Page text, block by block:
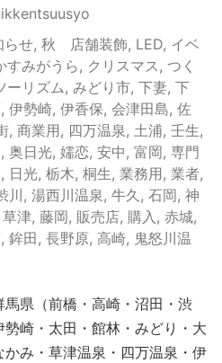
らせ, 秋 店舗装飾, LED, イベ
すみがうら, クリスマス, つく
ーリズム, みどり市, 下妻, 下
, 伊勢崎, 伊香保, 会津田島, 佐
, 商業用, 四万温泉, 土浦, 壬生,
, 奥日光, 嬬恋, 安中, 富岡, 専門
, 日光, 栃木, 桐生, 業務用, 業者,
川 , 湯西川温泉, 牛久, 石岡, 神
草津, 藤岡, 販売店, 購入 , 赤城,
, 鉾田, 長野原, 高崎, 鬼怒川温
県（前橋・高崎・沼田・渋
崎・太田・館林・みどり・大
み・草津温泉・四万温泉・伊